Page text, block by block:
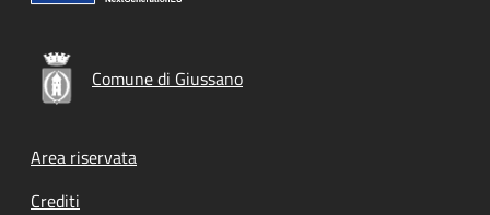
Comune di Giussano
Footer menu
Area riservata
Crediti